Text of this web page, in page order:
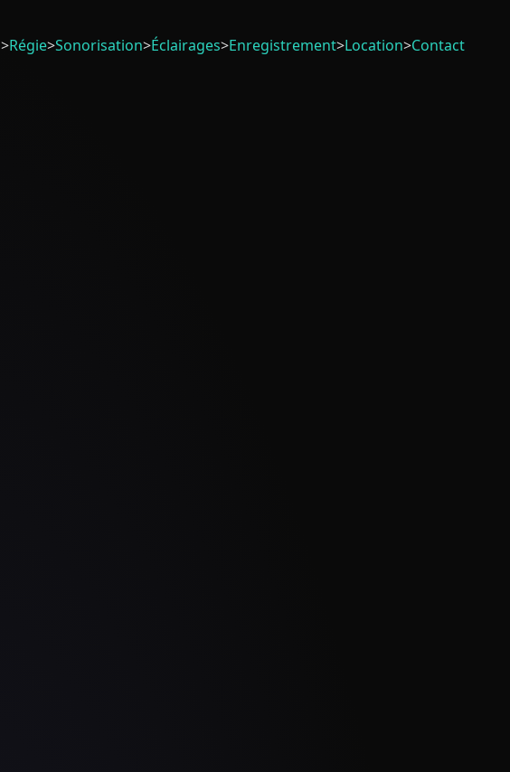
>Régie>Sonorisation>Éclairages>Enregistrement>Location>Contact